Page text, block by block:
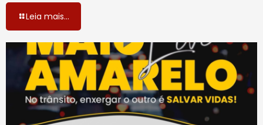
Leia mais...